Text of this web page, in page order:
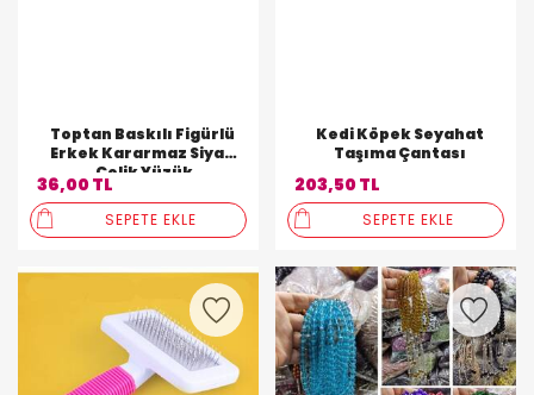
Toptan Baskılı Figürlü
Erkek Kararmaz Siyah
.Çelik Yüzük
36,00 TL
SEPETE EKLE
Kedi Köpek Seyahat
Taşıma Çantası
203,50 TL
SEPETE EKLE